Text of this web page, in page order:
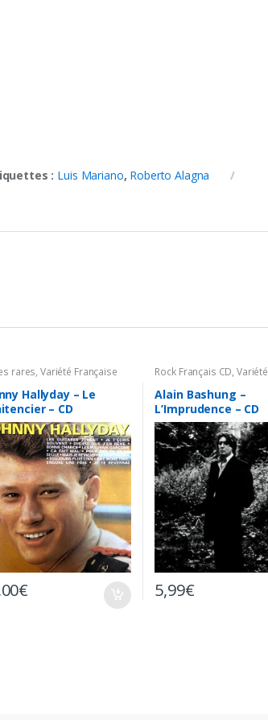
: Luis Mariano, Roberto Alagna
rares,Variété Française
Hallyday – Le
– CD
€
Rock Français CD, Variété
Française CD
Alain Bashung –
L’Imprudence – CD
5,99€